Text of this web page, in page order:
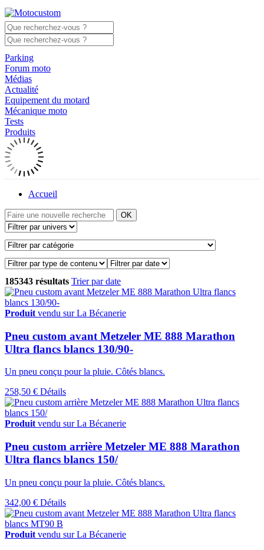
Parking
Forum moto
Médias
Actualité
Equipement du motard
Mécanique moto
Tests
Produits
Accueil
OK
185343 résultats Trier par date
Produit vendu sur La Bécanerie
Pneu custom avant Metzeler ME 888 Marathon
Ultra flancs blancs 130/90-
Un pneu conçu pour la pluie. Côtés blancs.
258,50 € Détails
Produitvendu sur La Bécanerie
Pneu custom arrière Metzeler ME 888 Marathon
Ultra flancs blancs 150/
Un pneu conçu pour la pluie. Côtés blancs.
342,00 € Détails
Produit vendu sur La Bécanerie